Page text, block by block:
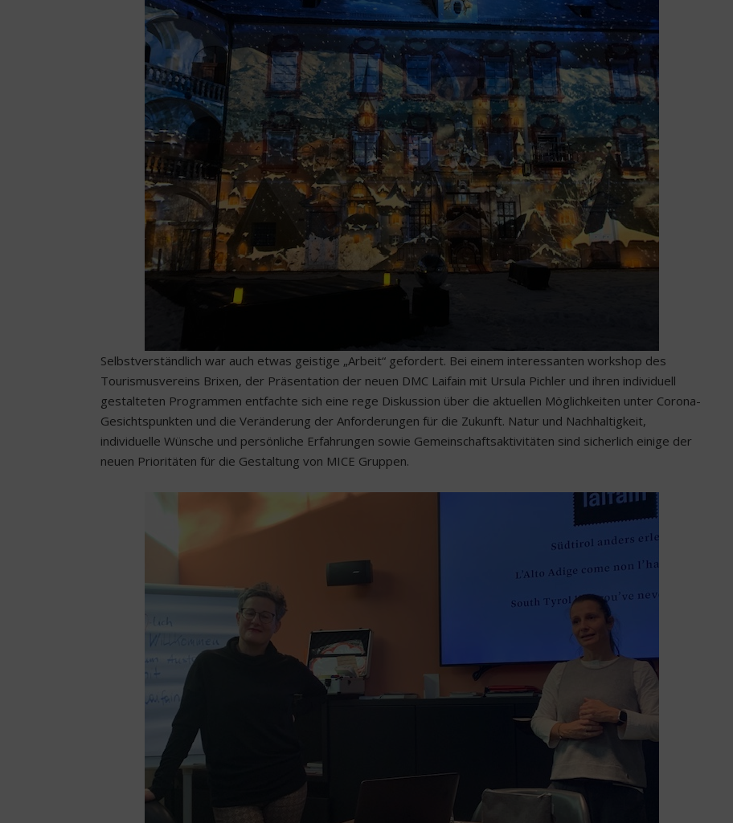
Selbstverständlich war auch etwas geistige „Arbeit“ gefordert. Bei einem interessanten workshop des
Tourismusvereins Brixen, der Präsentation der neuen DMC Laifain mit Ursula Pichler und ihren individuell
gestalteten Programmen entfachte sich eine rege Diskussion über die aktuellen Möglichkeiten unter Corona-
Gesichtspunkten und die Veränderung der Anforderungen für die Zukunft. Natur und Nachhaltigkeit,
individuelle Wünsche und persönliche Erfahrungen sowie Gemeinschaftsaktivitäten sind sicherlich einige der
neuen Prioritäten für die Gestaltung von MICE Gruppen.